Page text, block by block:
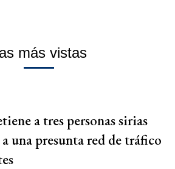
más vistas
a tres personas sirias
una presunta red de tráfico